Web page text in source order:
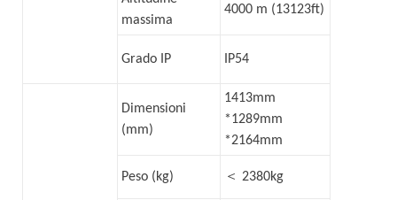
massima
4000 m (13123ft)
Grado IP IP54
Dimensioni
(mm)
1413mm
*1289mm
*2164mm
Peso (kg) ＜ 2380kg